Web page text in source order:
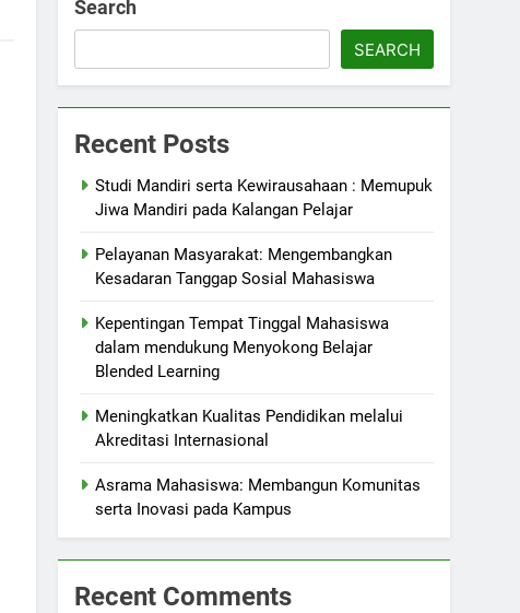
Search
SEARCH
Recent Posts
Studi Mandiri serta Kewirausahaan : Memupuk
Jiwa Mandiri pada Kalangan Pelajar
Pelayanan Masyarakat: Mengembangkan
Kesadaran Tanggap Sosial Mahasiswa
Kepentingan Tempat Tinggal Mahasiswa
dalam mendukung Menyokong Belajar
Blended Learning
Meningkatkan Kualitas Pendidikan melalui
Akreditasi Internasional
Asrama Mahasiswa: Membangun Komunitas
serta Inovasi pada Kampus
Recent Comments